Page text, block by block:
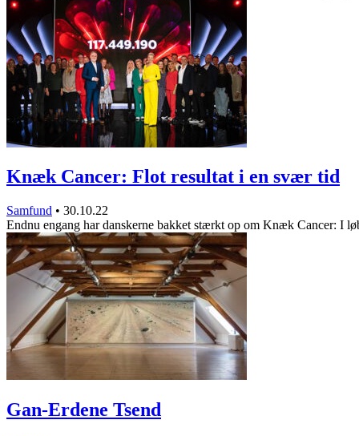
Knæk Cancer: Flot resultat i en svær tid
Samfund • 30.10.22
Endnu engang har danskerne bakket stærkt op om Knæk Cancer: I
Gan-Erdene Tsend